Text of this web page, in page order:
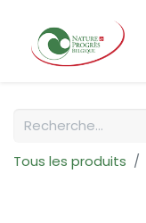
Tous les produits